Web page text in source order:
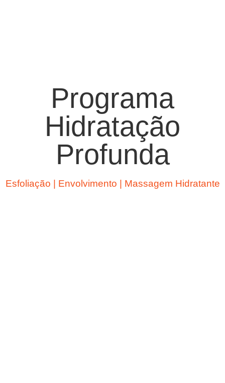
Programa
Hidratação
Profunda
Esfoliação | Envolvimento | Massagem Hidratante